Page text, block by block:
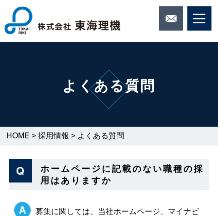
よくある質問
HOME >採用情報 > よくある質問
ホームページに記載のない職種の採
用はありますか
募集に関しては、当社ホームページ、マイナビ